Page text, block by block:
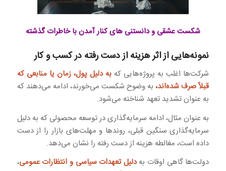
شکست عشقی و دانستنی های کنار آمدن با خاطرات گذشته
نمونه‌هایی از اثر هزینه از دست رفته در کسب و کار
شرکت‌ها اغلب به پروژه‌هایی که به دلیل پول، زمان یا منابعی که
قبلاً صرف شده‌اند،به وضوح شکست می‌خورند، ادامه می‌دهند که
به عنوان تشدید تعهد شناخته می‌شود.
به عنوان مثال، ادامه سرمایه‌گذاری در توسعه محصولی که به دلیل
سرمایه‌گذاری سنگین قبلی، روندها و مهلت‌های بازار را از دست
داده است، مغالطه هزینه از دست رفته را نشان می‌دهد.
دولت‌ها گاهی اوقات بهدلیل تعهدات سیاسی و انتظارات عمومی،